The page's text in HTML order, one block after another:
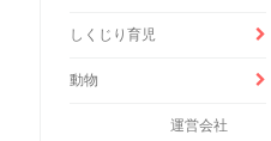
しくじり育児
動物
運営会社